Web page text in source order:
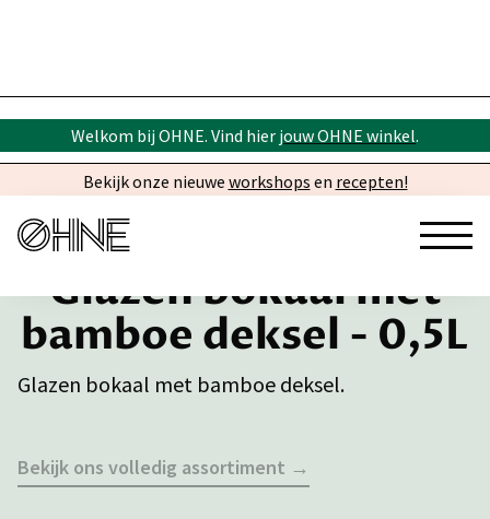
Welkom bij OHNE. Vind hier jouw OHNE winkel.
Bekijk onze nieuwe workshops en recepten!
Glazen bokaal met
bamboe deksel - 0,5L
Glazen bokaal met bamboe deksel.
Bekijk ons volledig assortiment →